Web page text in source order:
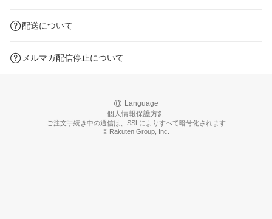
配送について
メルマガ配信停止について
Language
個人情報保護方針
ご注文手続き中の通信は、SSLによりすべて暗号化されます
© Rakuten Group, Inc.